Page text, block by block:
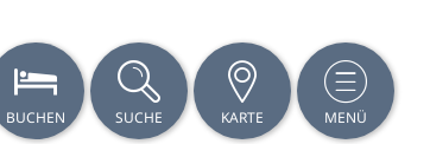
BUCHEN SUCHE KARTE MENÜ